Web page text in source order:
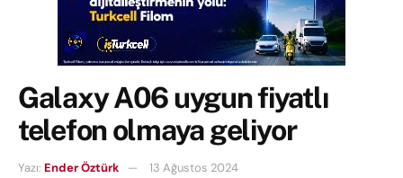
Galaxy A06 uygun fiyatlı
telefon olmaya geliyor
Yazı: Ender Öztürk
13 Ağustos 2024